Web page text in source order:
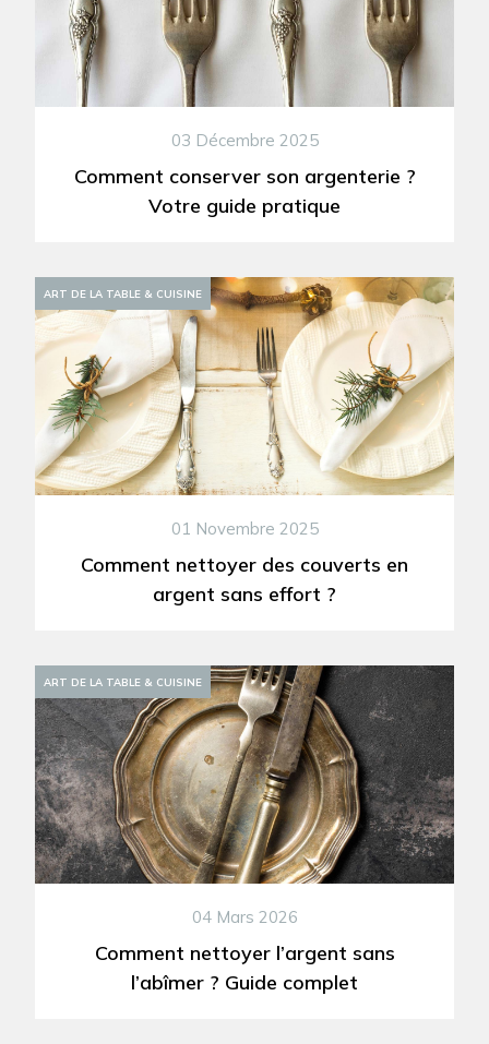
03 Décembre 2025
Comment conserver son argenterie ?
Votre guide pratique
ART DE LA TABLE & CUISINE
01 Novembre 2025
Comment nettoyer des couverts en
argent sans effort ?
DÉCORATION
ART DE LA TABLE & CUISINE
04 Mars 2026
Comment nettoyer l’argent sans
l’abîmer ? Guide complet